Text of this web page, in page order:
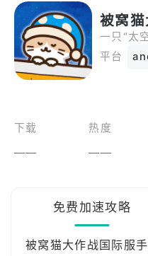
被窝
平台
下载
——
热度
——
免费加速攻略
被窝猫大作战国际服